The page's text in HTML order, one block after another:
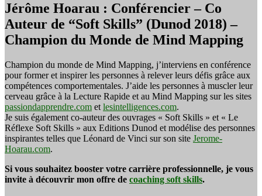
Jérôme Hoarau : Conférencier – Co
Auteur de “Soft Skills” (Dunod 2018) –
Champion du Monde de Mind Mapping
Champion du monde de Mind Mapping, j’interviens en conférence
pour former et inspirer les personnes à relever leurs défis grâce aux
compétences comportementales. J’aide les personnes à muscler leur
cerveau grâce à la Lecture Rapide et au Mind Mapping sur les sites
passiondapprendre.com et lesintelligences.com.
Je suis également co-auteur des ouvrages « Soft Skills » et « Le
Réflexe Soft Skills » aux Editions Dunod et modélise des personnes
inspirantes telles que Léonard de Vinci sur son site Jerome-
Hoarau.com.
Si vous souhaitez booster votre carrière professionnelle, je vous
invite à découvrir mon offre de coaching soft skills.